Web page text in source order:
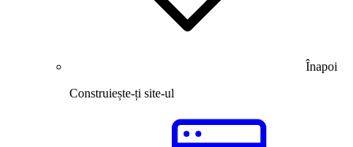
Înapoi
Construiește-ți site-ul